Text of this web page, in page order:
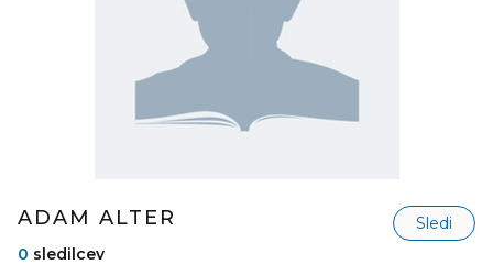
ADAM ALTER
Sledi
0 sledilcev